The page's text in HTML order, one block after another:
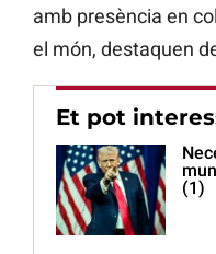
amb presència en
el món, destaquen
Et pot
(1)